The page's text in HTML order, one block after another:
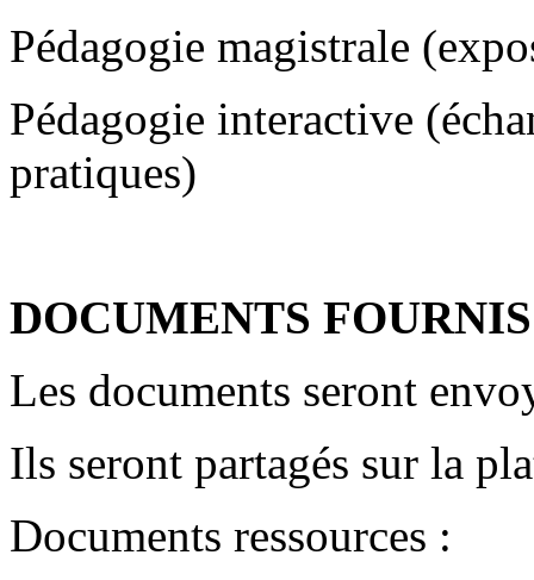
Pédagogie magistrale
Pédagogie interactive
pratiques)
DOCUMENTS
Les documents seront
Ils seront partagés sur la
Documents ressources :